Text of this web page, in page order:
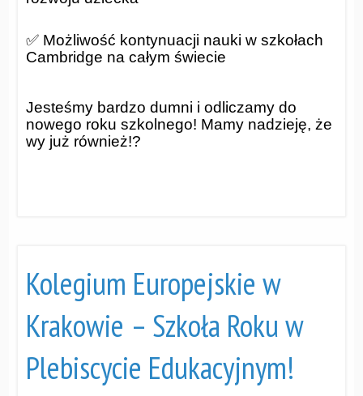
✅ Możliwość kontynuacji nauki w szkołach
Cambridge na całym świecie
Jesteśmy bardzo dumni i odliczamy do
nowego roku szkolnego! Mamy nadzieję, że
wy już również!?
Kolegium Europejskie w
Krakowie – Szkoła Roku w
Plebiscycie Edukacyjnym!